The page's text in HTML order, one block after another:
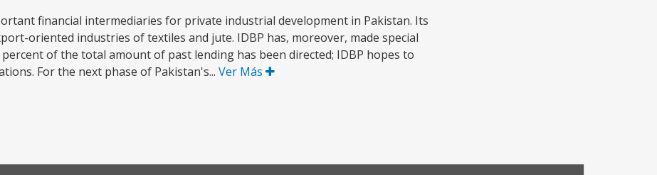
financial intermediaries for private industrial development in Pakistan. Its
oriented industries of textiles and jute. IDBP has, moreover, made special
of the total amount of past lending has been directed; IDBP hopes to
For the next phase of Pakistan's... Ver Más